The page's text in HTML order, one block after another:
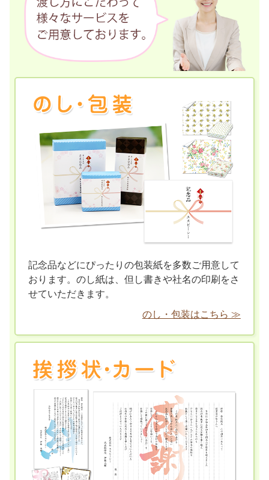
記念品などにぴったりの包装紙を多数ご用意して
おります。のし紙は、但し書きや社名の印刷をさ
せていただきます。
のし・包装はこちら ≫